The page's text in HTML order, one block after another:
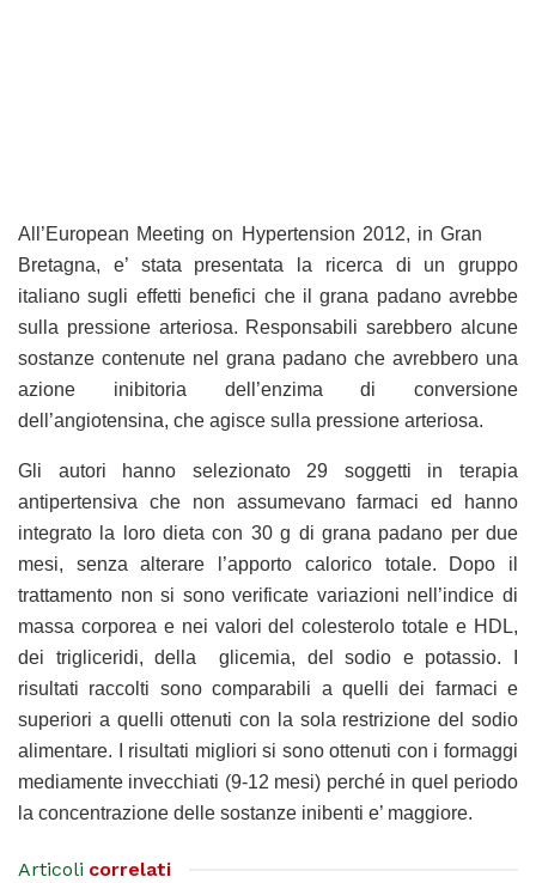
All’European Meeting on Hypertension 2012, in Gran
Bretagna, e’ stata presentata la ricerca di un gruppo
italiano sugli effetti benefici che il grana padano avrebbe
sulla pressione arteriosa. Responsabili sarebbero alcune
sostanze contenute nel grana padano che avrebbero una
azione inibitoria dell’enzima di conversione
dell’angiotensina, che agisce sulla pressione arteriosa.
Gli autori hanno selezionato 29 soggetti in terapia
antipertensiva che non assumevano farmaci ed hanno
integrato la loro dieta con 30 g di grana padano per due
mesi, senza alterare l’apporto calorico totale. Dopo il
trattamento non si sono verificate variazioni nell’indice di
massa corporea e nei valori del colesterolo totale e HDL,
dei trigliceridi, della glicemia, del sodio e potassio. I
risultati raccolti sono comparabili a quelli dei farmaci e
superiori a quelli ottenuti con la sola restrizione del sodio
alimentare. I risultati migliori si sono ottenuti con i formaggi
mediamente invecchiati (9-12 mesi) perché in quel periodo
la concentrazione delle sostanze inibenti e’ maggiore.
Articoli correlati